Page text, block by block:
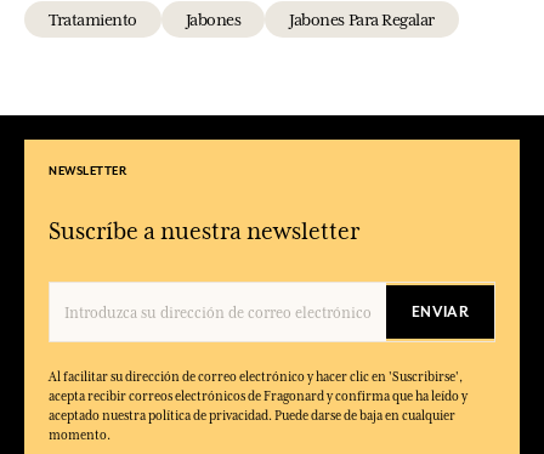
Tratamiento Jabones Jabones Para Regalar
NEWSLETTER
Suscríbe a nuestra newsletter
ENVIAR
Al facilitar su dirección de correo electrónico y hacer clic en 'Suscribirse',
acepta recibir correos electrónicos de Fragonard y confirma que ha leído y
aceptado nuestra política de privacidad. Puede darse de baja en cualquier
momento.